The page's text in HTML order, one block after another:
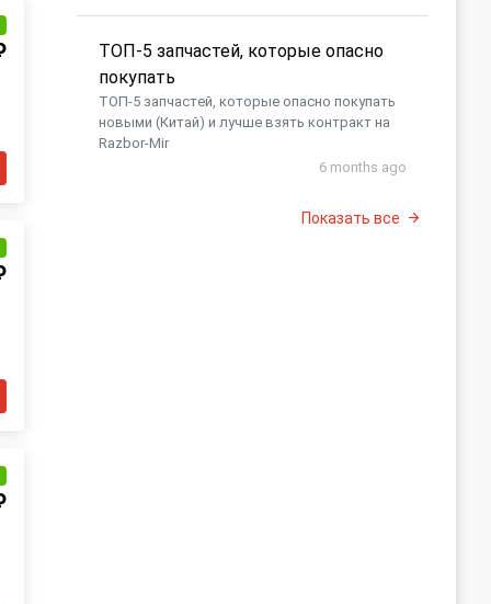
​ТОП-5 запчастей, которые опасно
покупать
​ТОП-5 запчастей, которые опасно покупать
новыми (Китай) и лучше взять контракт на
Razbor-Mir
6 months ago
Показать все